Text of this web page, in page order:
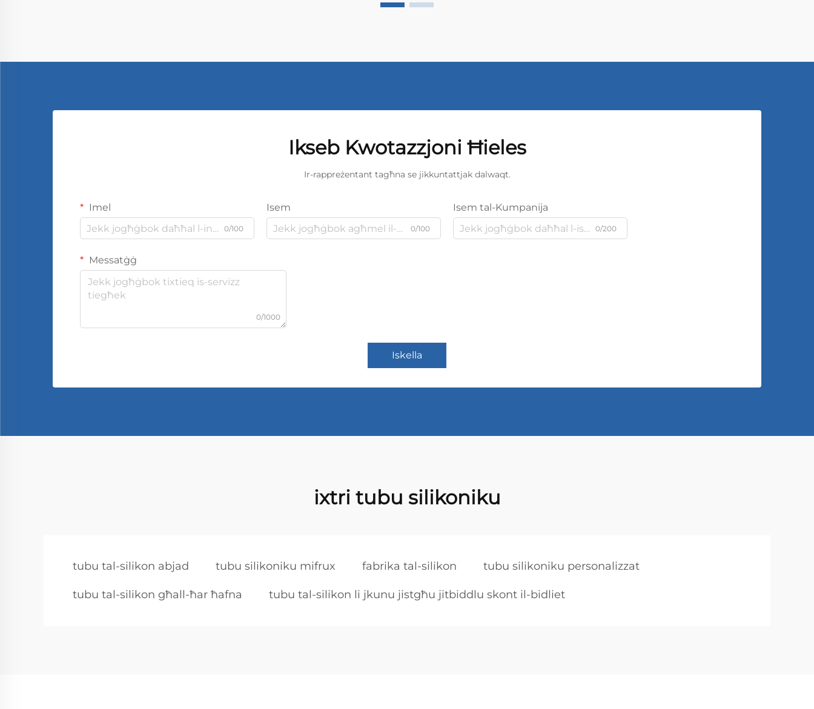
Ikseb Kwotazzjoni Ħieles
Ir-rappreżentant tagħna se jikkuntattjak dalwaqt.
Imel
0/100
Isem
0/100
Isem tal-Kumpanija
0/200
Messatġġ
0/1000
Iskella
ixtri tubu silikoniku
tubu tal-silikon abjad tubu silikoniku mifrux fabrika tal-silikon tubu silikoniku personalizzat
tubu tal-silikon għall-ħar ħafna tubu tal-silikon li jkunu jistgħu jitbiddlu skont il-bidliet